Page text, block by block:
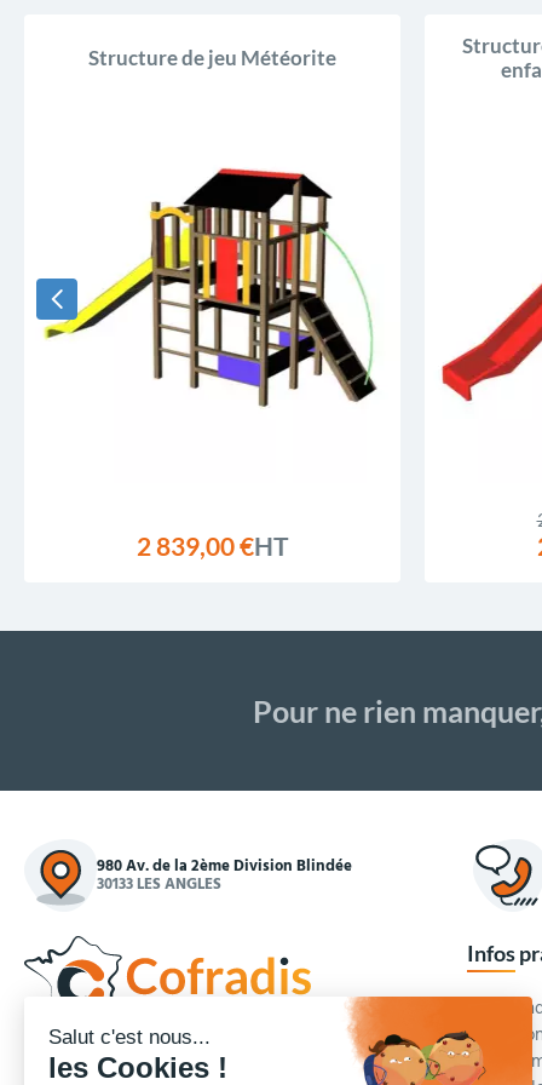
Structure de jeu Météorite
2 839,00 €HT
Pour ne rien
980 Av. de la 2ème Division Blindée
30133 LES ANGLES
Concepteur et fournisseur de mobilier urbain,
Infos
Qui